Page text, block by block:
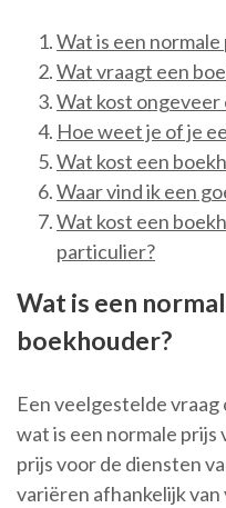
Wat is een
Wat vraagt een
Wat kost
Hoe weet je of je
Wat kost een
Waar vind ik een
Wat kost een
particulier?
Wat is een
boekhouder?
Een veelgestelde
wat is een normale
prijs voor de diensten
variëren afhankelijk